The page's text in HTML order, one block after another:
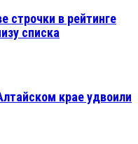
строчки в рейтинге
списка
крае удвоили